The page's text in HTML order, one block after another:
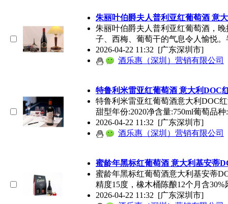
朱丽叶伯爵夫人普利亚红葡萄酒 意
朱丽叶伯爵夫人普利亚红葡萄酒 ，
子、西梅、葡萄干的气息令人愉悦。
2026-04-22 11:32 [广东深圳市]
酒乐惠（深圳）营销有限公司
特鲁利米雷亚红葡萄酒 意大利DOC
特鲁利米雷亚红葡萄酒意大利DOC
甜型年份:2020净含量:750ml葡萄品
2026-04-22 11:32 [广东深圳市]
酒乐惠（深圳）营销有限公司
蜜龄年黑标红葡萄酒 意大利基安蒂
蜜龄年黑标红葡萄酒意大利基安蒂
精度15度，橡木桶陈酿12个月含30%
2026-04-22 11:32 [广东深圳市]